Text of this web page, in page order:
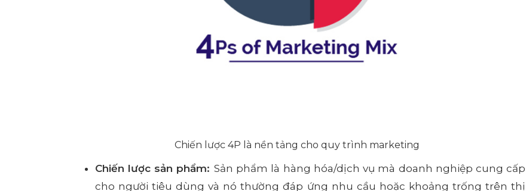
Chiến lược 4P là nền tảng cho quy trình marketing
Chiến lược sản phẩm: Sản phẩm là hàng hóa/dịch vụ mà doanh nghiệp cung cấp
cho người tiêu dùng và nó thường đáp ứng nhu cầu hoặc khoảng trống trên thị